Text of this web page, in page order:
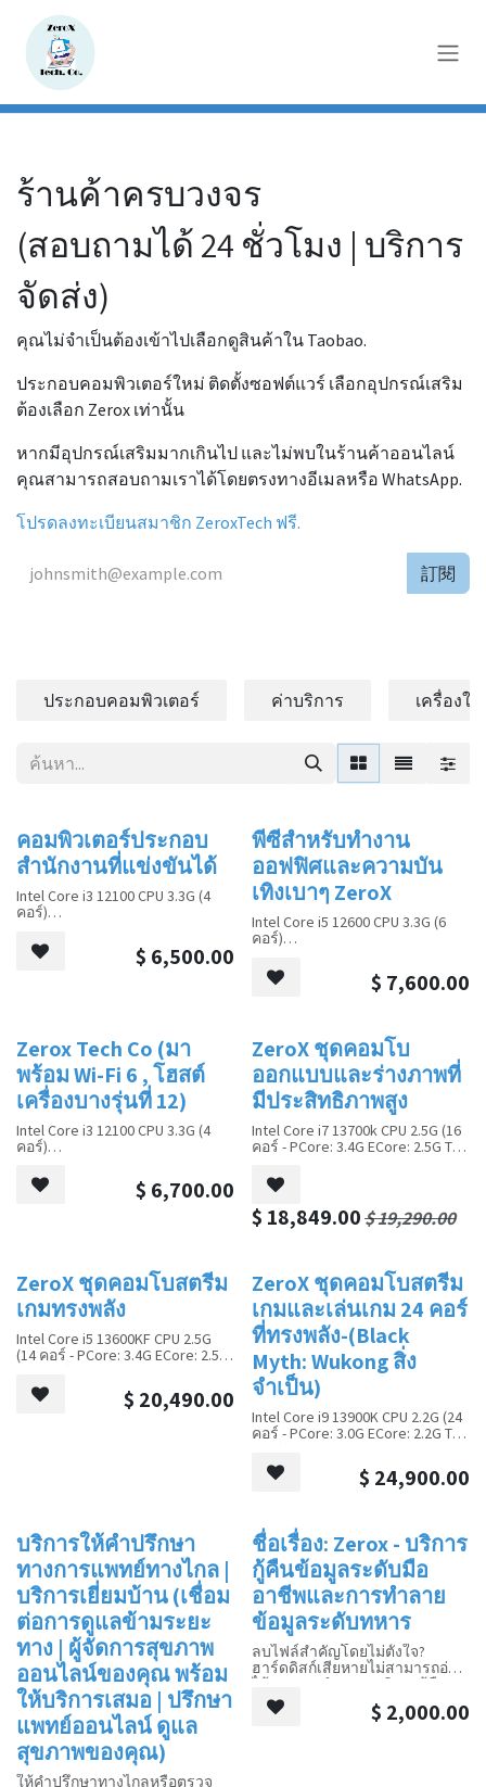
Skip to Content
ร้านค้าครบวงจร
(สอบถามได้ 24 ชั่วโมง | บริการ
จัดส่ง)
คุณไม่จำเป็นต้องเข้าไปเลือกดูสินค้าใน Taobao.
ประกอบคอมพิวเตอร์ใหม่ ติดตั้งซอฟต์แวร์ เลือกอุปกรณ์เสริม
ต้องเลือก Zerox เท่านั้น
หากมีอุปกรณ์เสริมมากเกินไป และไม่พบในร้านค้าออนไลน์
คุณสามารถสอบถามเราได้โดยตรงทางอีเมลหรือ WhatsApp.
โปรดลงทะเบียนสมาชิก ZeroxTech ฟรี.
訂閱
ประกอบคอมพิวเตอร์ ค่าบริการ เครื่องใ
การขาย
คอมพิวเตอร์ประกอบ
สำนักงานที่แข่งขันได้
Intel Core i3 12100 CPU 3.3G (4
คอร์)
Kingston HYPERX FURY 16G DDR4
GAMING RAM
Seagate 1TB 7200RPM SATA3
ฮาร์ดดิสก์
MSI MAG A550BN 550W 80PLUS
เพาเวอร์ซัพพลาย
ติดตั้ง Win10 หรือ Win11 ล่วงหน้า
พร้อม Office 2021 และ Eset
Nod32 Antivirus 1 ผู้ใช้ 1 ปี
$ 6,500.00
การขาย
พีซีสำหรับทำงาน
ออฟฟิศและความบัน
เทิงเบาๆ ZeroX
Intel Core i5 12600 CPU 3.3G (6
คอร์)
Kingston HYPERX FURY 16G DDR4
GAMING RAM
Seagate 2T 7200RPM SATA3
ฮาร์ดดิสก์
MSI MAG A550BN 550W 80PLUS
เพาเวอร์ซัพพลาย
พร้อม Office 2021 และ Eset
Nod32 Antivirus 1 ผู้ใช้ 1 ปี
$ 7,600.00
การขาย
Zerox Tech Co (มา
พร้อม Wi-Fi 6 , โฮสต์
เครื่องบางรุ่นที่ 12)
Intel Core i3 12100 CPU 3.3G (4
คอร์)
กราฟิกการ์ดในตัว (HDMI); การ์ด
เสียง 7.1 ช่อง; ตัวรับ Gigabit
Kingston NV2 250G NVME. Gen 4
SSD
Seagate 1TB 7200RPM SATA3
ฮาร์ดดิสก์
เคส mATX Tower (98300328)
พร้อม Office 2021 และ Eset
Nod32 Antivirus 1 ผู้ใช้ 1 ปี
$ 6,700.00
การขาย
ZeroX ชุดคอมโบ
ออกแบบและร่างภาพที่
มีประสิทธิภาพสูง
Intel Core i7 13700k CPU 2.5G (16
คอร์ - PCore: 3.4G ECore: 2.5G TB:
Kingston HYPERX FURY 16G DDR4
GAMING RAM
Kingston NV2 512G NVME. Gen 4
SSD
การ์ดแสดงผล Quadro T1000 4G
GDDR (4 miniDP)
เคส CoolMaster MasterBox
TD500 Mesh Mid Tower
ชุดระบายความร้อนด้วย
ของเหลว CPU 360 มม.
MSI MAG A550BN 550W 80PLUS
แหล่งจ่ายไฟ
ติดตั้ง Win10 หรือ Win11 ล่วงหน้า
มาพร้อมกับ Office 2021 และ Eset
$ 18,849.00$19,290.00
การขาย
ZeroX ชุดคอมโบสตรีม
เกมทรงพลัง
Intel Core i5 13600KF CPU 2.5G
(14 คอร์ - PCore: 3.4G ECore: 2.5G
Kingston HyperX Fury 32G DDR5
GAMING RAM
TD500 Mesh Mid Tower
ชุดระบายความร้อนด้วย
ของเหลว CPU 360 มม.
ASUS TUF GAMING 850W 80+
GOLD แหล่งจ่ายไฟ
ติดตั้ง Win10 หรือ Win11 ล่วงหน้า
มาพร้อมกับ Office 2021 และ Eset
Nod32 Antivirus รุ่น 1 ผู้ใช้ 1 ปี
$ 20,490.00
การขาย
ZeroX ชุดคอมโบสตรีม
เกมและเล่นเกม 24 คอร์
ที่ทรงพลัง-(Black
Myth: Wukong สิ่ง
จำเป็น)
Intel Core i9 13900K CPU 2.2G (24
คอร์ - PCore: 3.0G ECore: 2.2G TB:
Kingston HYPERX FURY 32G DDR5
GAMING RAM
ฮาร์ดไดรฟ์ Seagate 2T 7200RPM
SATA3
การ์ดแสดงผล ASUS TUF RTX 4070
Ti Super 12G
เคส CoolMaster MasterBox
TD500 Mesh Mid Tower
ชุดระบายความร้อนด้วย
ของเหลว CPU 360 มม.
ASUS TUF GAMING 850W 80+
GOLD แหล่งจ่ายไฟ
มาพร้อมกับ Office 2021 และ Eset
$ 24,900.00
การขาย
บริการให้คำปรึกษา
ทางการแพทย์ทางไกล |
บริการเยี่ยมบ้าน (เชื่อม
ต่อการดูแลข้ามระยะ
ทาง | ผู้จัดการสุขภาพ
ออนไลน์ของคุณ พร้อม
ให้บริการเสมอ | ปรึกษา
แพทย์ออนไลน์ ดูแล
สุขภาพของคุณ)
ให้คำปรึกษาทางไกลหรือตรวจ
ชื่อเรื่อง: Zerox - บริการ
กู้คืนข้อมูลระดับมือ
อาชีพและการทำลาย
ข้อมูลระดับทหาร
ลบไฟล์สำคัญโดยไม่ตั้งใจ?
ฮาร์ดดิสก์เสียหายไม่สามารถอ่าน
ได้? Zerox นำเสนอบริการกู้คืน
ข้อมูลระดับมืออาชีพเพื่อช่วยคุณกู้
คืนข้อมูลอันมีค่าของคุณ นอกจาก
$ 2,000.00